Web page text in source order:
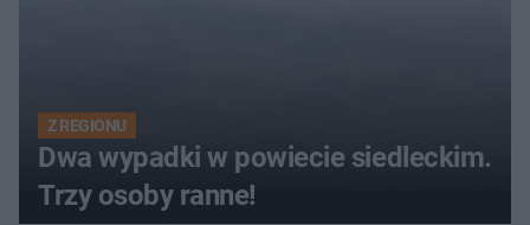
Z REGIONU
Dwa wypadki w powiecie siedleckim.
Trzy osoby ranne!